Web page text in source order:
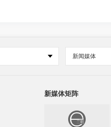
新闻媒体
新媒体矩阵